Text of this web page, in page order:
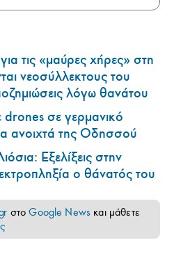
τις «μαύρες χήρες» στη
νεοσύλλεκτους του
λόγω θανάτου
drones σε γερμανικό
ανοιχτά της Οδησσού
Εξελίξεις στην
ο θάνατός του
στοGoogle News και μάθετε